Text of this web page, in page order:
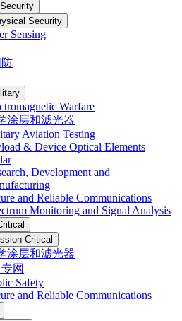
Security
Sensing
Warfare
涂层和滤光器
Aviation Testing
& Device Optical Elements
Development and
and Reliable Communications
Monitoring and Signal Analysis
Critical
涂层和滤光器
网
Safety
and Reliable Communications